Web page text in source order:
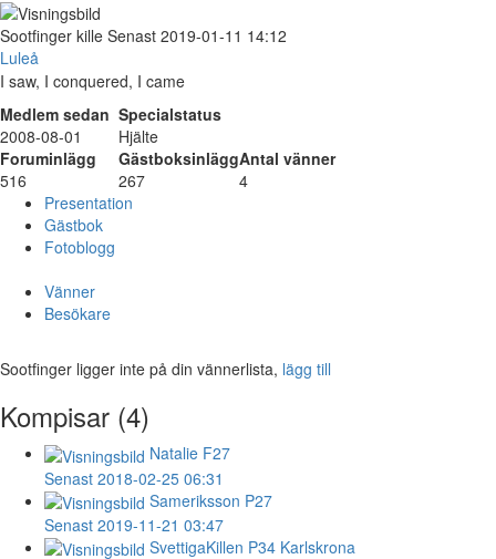
Sootfinger kille Senast 2019-01-11 14:12
Luleå
I saw, I conquered, I came
Medlem sedan Specialstatus
2008-08-01
Hjälte
Foruminlägg
GästboksinläggAntal vänner
516
267
4
Presentation
Gästbok
Fotoblogg
Vänner
Besökare
Sootfinger ligger inte på din vännerlista, lägg till
Kompisar (4)
Natalie F27
Senast 2018-02-25 06:31
Sameriksson P27
Senast 2019-11-21 03:47
SvettigaKillen P34 Karlskrona